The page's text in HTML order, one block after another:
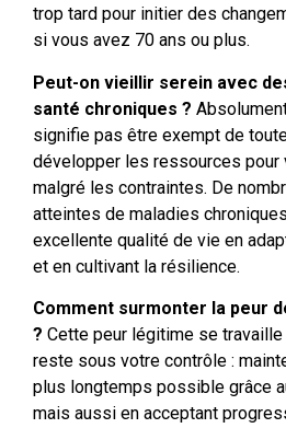
trop tard pour initier des
si vous avez 70 ans ou plus.
Peut-on vieillir serein avec
santé chroniques ?
signifie pas être exempt de
développer les ressources pour
malgré les contraintes. De
atteintes de maladies
excellente qualité de vie en
et en cultivant la résilience.
Comment surmonter la peur
? Cette peur légitime se
reste sous votre contrôle :
plus longtemps possible grâce
mais aussi en acceptant